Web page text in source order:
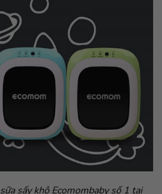
sấy khô Ecomombaby số 1 tại